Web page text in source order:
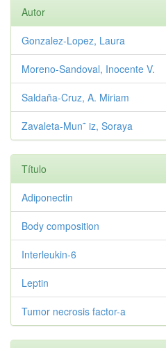
Autor
Gonzalez-Lopez, Laura
Moreno-Sandoval, Inocente V.
Saldaña-Cruz, A. Miriam
Zavaleta-Mun˜ iz, Soraya
Título
Adiponectin
Body composition
Interleukin-6
Leptin
Tumor necrosis factor-a